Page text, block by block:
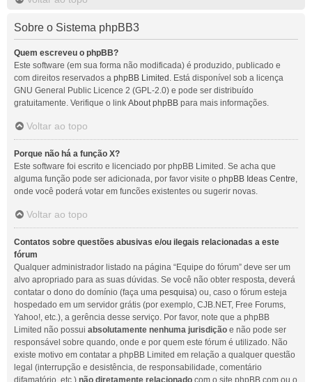
Sobre o Sistema phpBB3
Quem escreveu o phpBB?
Este software (em sua forma não modificada) é produzido, publicado e
com direitos reservados a phpBB Limited . Está disponível sob a licença
GNU General Public Licence 2 (GPL-2.0) e pode ser distribuído
gratuitamente. Verifique o link About phpBB para mais informações.
Voltar ao topo
Porque não há a função X?
Este software foi escrito e licenciado por phpBB Limited. Se acha que
alguma função pode ser adicionada, por favor visite o phpBB Ideas Centre,
onde você poderá votar em funcões existentes ou sugerir novas.
Voltar ao topo
Contatos sobre questões abusivas e/ou ilegais relacionadas a este
fórum
Qualquer administrador listado na página “Equipe do fórum” deve ser um
alvo apropriado para as suas dúvidas. Se você não obter resposta, deverá
contatar o dono do domínio (faça uma pesquisa) ou, caso o fórum esteja
hospedado em um servidor grátis (por exemplo, CJB.NET, Free Forums,
Yahoo!, etc.), a gerência desse serviço. Por favor, note que a phpBB
Limited não possui absolutamente nenhuma jurisdição e não pode ser
responsável sobre quando, onde e por quem este fórum é utilizado. Não
existe motivo em contatar a phpBB Limited em relação a qualquer questão
legal (interrupção e desistência, de responsabilidade, comentário
difamatório, etc.) não diretamente relacionado com o site phpBB.com ou o